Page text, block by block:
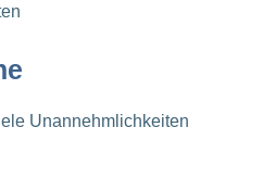
Unannehmlichkeiten